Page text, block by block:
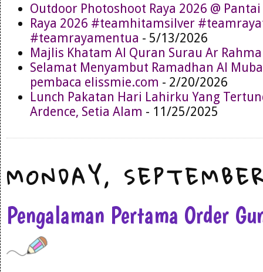
Outdoor Photoshoot Raya 2026 @ Pantai
Raya 2026 #teamhitamsilver
#teamrayamentua - 5/13/2026
Majlis Khatam Al Quran Surau Ar
Selamat Menyambut Ramadhan Al
pembaca elissmie.com - 2/20/2026
Lunch Pakatan Hari Lahirku Yang
Ardence, Setia Alam - 11/25/2025
MONDAY,
Pengalaman Pertama Order